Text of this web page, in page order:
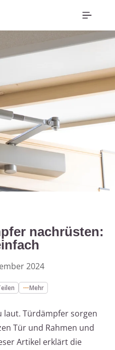
nachrüsten:
2024
Mehr
laut. Türdämpfer sorgen
Tür und Rahmen und
Artikel erklärt die